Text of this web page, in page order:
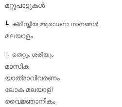
മറ്റുപാട്ടുകള്‍
ക്രിസ്തീയ ആരാധനാ ഗാനങ്ങള്‍
മലയാളം
തെറ്റും ശരിയും
മാസിക
യാത്രാവിവരണം
ലോക മലയാളി
വൈജ്ഞാനികം